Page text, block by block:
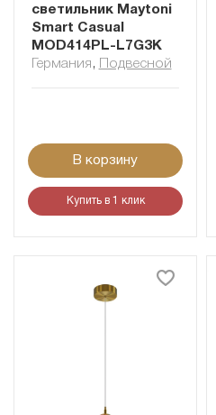
светильник Maytoni
Smart Casual
MOD414PL-L7G3K
Германия , Подвесной
В корзину
Купить в 1 клик